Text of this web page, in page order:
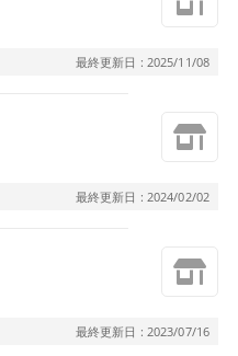
最終更新日 : 2025/11/08
最終更新日 : 2024/02/02
最終更新日 : 2023/07/16